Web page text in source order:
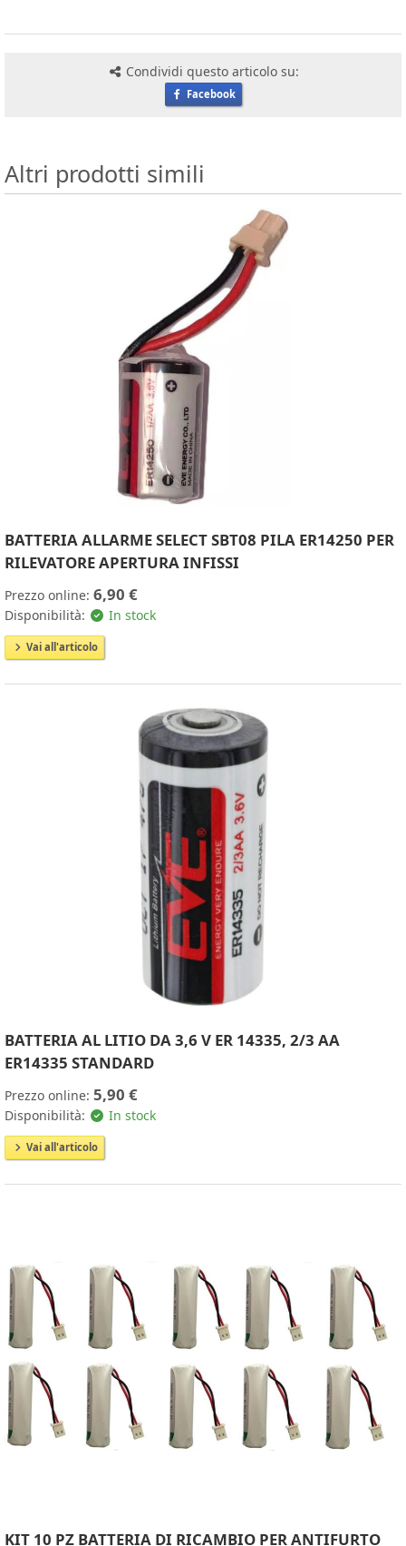
Condividi questo articolo su:
Facebook
Altri prodotti simili
BATTERIA ALLARME SELECT SBT08 PILA ER14250 PER
RILEVATORE APERTURA INFISSI
Prezzo online: 6,90 €
Disponibilità: In stock
Vai all'articolo
BATTERIA AL LITIO DA 3,6 V ER 14335, 2/3 AA
ER14335 STANDARD
Prezzo online: 5,90 €
Disponibilità: In stock
Vai all'articolo
KIT 10 PZ BATTERIA DI RICAMBIO PER ANTIFURTO